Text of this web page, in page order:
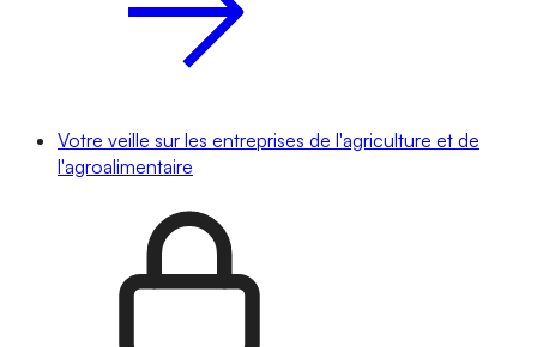
Votre veille sur les entreprises de l'agriculture et de
l'agroalimentaire